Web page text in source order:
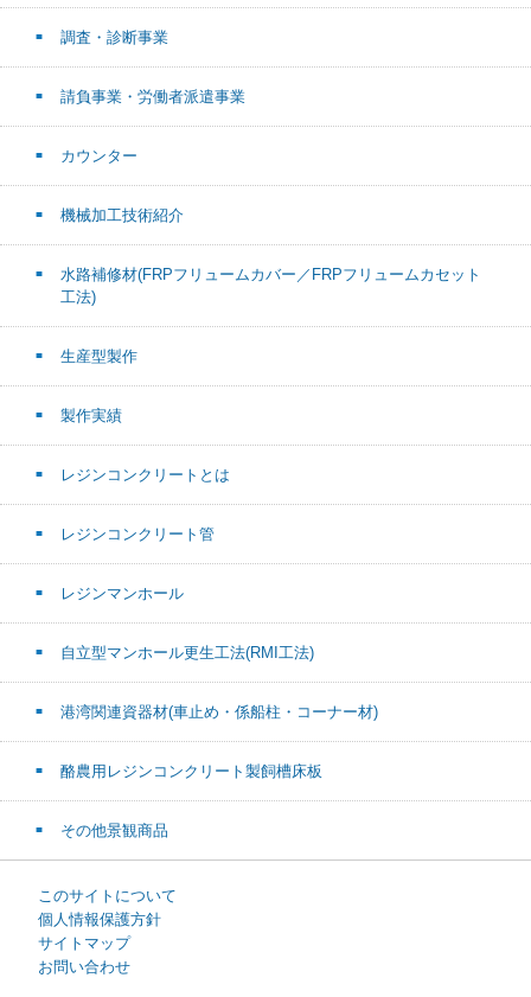
調査・診断事業
請負事業・労働者派遣事業
カウンター
機械加工技術紹介
水路補修材(FRPフリュームカバー／FRPフリュームカセット
工法)
生産型製作
製作実績
レジンコンクリートとは
レジンコンクリート管
レジンマンホール
自立型マンホール更生工法(RMI工法)
港湾関連資器材(車止め・係船柱・コーナー材)
酪農用レジンコンクリート製飼槽床板
その他景観商品
このサイトについて
個人情報保護方針
サイトマップ
お問い合わせ